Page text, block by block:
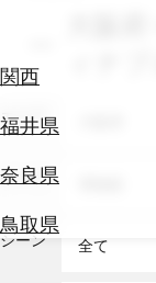
関西
福井県
奈良県
鳥取県
券
テ
を
大阪
ィナ
エリア
テーマ
シーン 全て